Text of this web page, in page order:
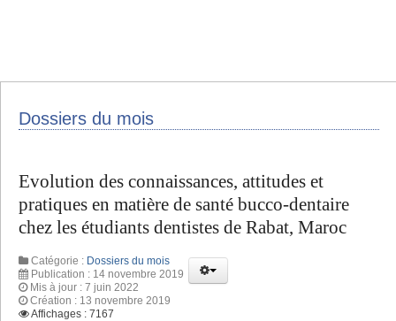
Dossiers du mois
Evolution des connaissances, attitudes et
pratiques en matière de santé bucco-dentaire
chez les étudiants dentistes de Rabat, Maroc
Catégorie : Dossiers du mois
Publication : 14 novembre 2019
Mis à jour : 7 juin 2022
Création : 13 novembre 2019
Affichages : 7167